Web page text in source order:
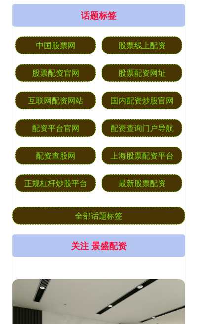
话题标签
中国股票网 股票线上配资
股票配资官网 股票配资网址
互联网配资网站 国内配资炒股官网
配资平台官网 配资查询门户导航
配资查股网 上海股票配资平台
正规杠杆炒股平台 最新股票配资
全部话题标签
关注 景盛配资